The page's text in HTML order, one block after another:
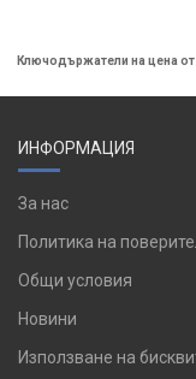
Ключодържатели на цена от
ИНФОРМАЦИЯ
За нас
Политика на
Общи условия
Новини
Използване на